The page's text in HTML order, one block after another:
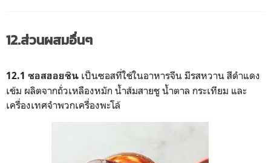
12.ส่วนผสมอื่นๆ
12.1 ซอสฮอยซิน เป็นซอสที่ใช้ในอาหารจีน มีรสหวาน สีดำแดง
เข้ม ผลิตจากถั่วเหลืองหมัก น้ำส้มสายชู น้ำตาล กระเทียม และ
เครื่องเทศจำพวกเครื่องพะโล้